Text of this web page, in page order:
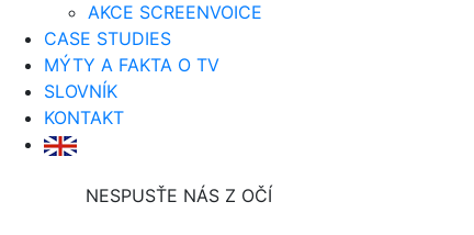
AKCE SCREENVOICE
CASE STUDIES
MÝTY A FAKTA O TV
SLOVNÍK
KONTAKT
NESPUSŤE NÁS Z OČÍ